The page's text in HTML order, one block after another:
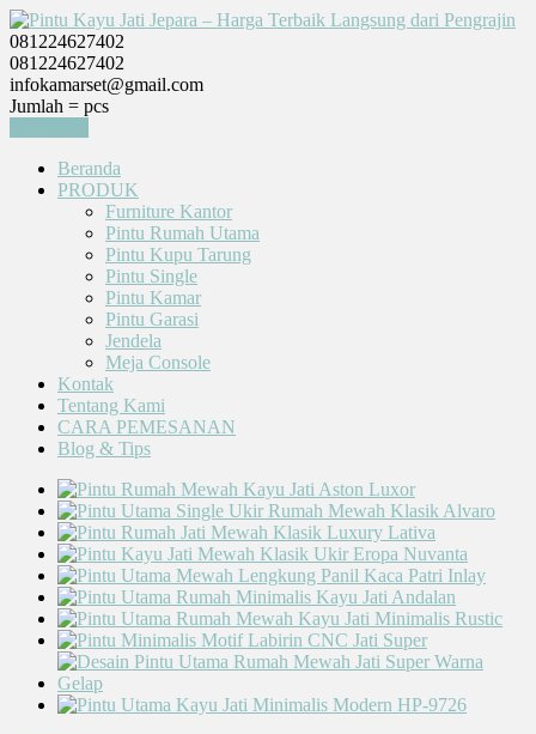
081224627402
081224627402
infokamarset@gmail.com
Jumlah = pcs
Beranda
PRODUK
Furniture Kantor
Pintu Rumah Utama
Pintu Kupu Tarung
Pintu Single
Pintu Kamar
Pintu Garasi
Jendela
Meja Console
Kontak
Tentang Kami
CARA PEMESANAN
Blog & Tips